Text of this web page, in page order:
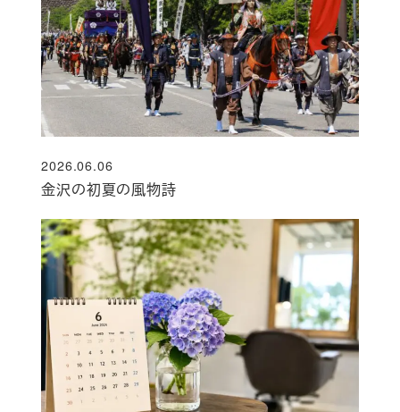
金沢の初夏の風物詩
投稿日
2026.06.06